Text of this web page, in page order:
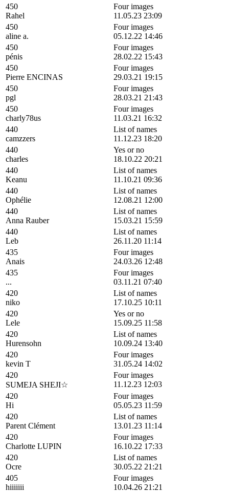
450
Rahel
Four images
11.05.23 23:09
450
aline a.
Four images
05.12.22 14:46
450
pénis
Four images
28.02.22 15:43
450
Pierre ENCINAS
Four images
29.03.21 19:15
450
pgl
Four images
28.03.21 21:43
450
charly78us
Four images
11.03.21 16:32
440
camzzers
List of names
11.12.23 18:20
440
charles
Yes or no
18.10.22 20:21
440
Keanu
List of names
11.10.21 09:36
440
Ophélie
List of names
12.08.21 12:00
440
Anna Rauber
List of names
15.03.21 15:59
440
Leb
List of names
26.11.20 11:14
435
Anais
Four images
24.03.26 12:48
435
...
Four images
03.11.21 07:40
420
niko
List of names
17.10.25 10:11
420
Lele
Yes or no
15.09.25 11:58
420
Hurensohn
List of names
10.09.24 13:40
420
kevin T
Four images
31.05.24 14:02
420
SUMEJA SHEJI☆
Four images
11.12.23 12:03
420
Hi
Four images
05.05.23 11:59
420
Parent Clément
List of names
13.01.23 11:14
420
Charlotte LUPIN
Four images
16.10.22 17:33
420
Ocre
List of names
30.05.22 21:21
405
hiiiiiii
Four images
10.04.26 21:21